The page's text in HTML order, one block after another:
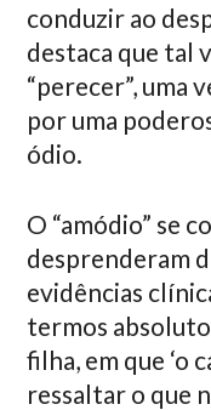
conduzir ao
destaca que tal
“perecer”, uma
por uma
ódio.
O “amódio” se
desprenderam
evidências
termos
filha, em que ‘o
ressaltar o que